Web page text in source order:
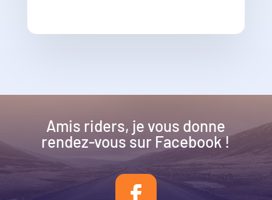
Amis riders, je vous donne
rendez-vous sur Facebook !